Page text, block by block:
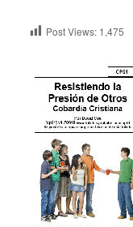
Post Views: 1,475